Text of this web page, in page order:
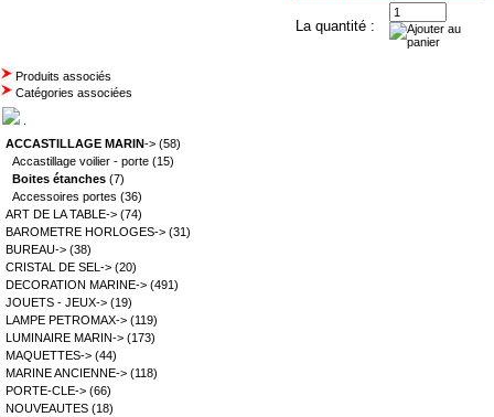
La quantité :
Produits associés
Catégories associées
ACCASTILLAGE MARIN-> (58)
Accastillage voilier - porte (15)
Boites étanches (7)
Accessoires portes (36)
ART DE LA TABLE-> (74)
BAROMETRE HORLOGES-> (31)
BUREAU-> (38)
CRISTAL DE SEL-> (20)
DECORATION MARINE-> (491)
JOUETS - JEUX-> (19)
LAMPE PETROMAX-> (119)
LUMINAIRE MARIN-> (173)
MAQUETTES-> (44)
MARINE ANCIENNE-> (118)
PORTE-CLE-> (66)
NOUVEAUTES (18)